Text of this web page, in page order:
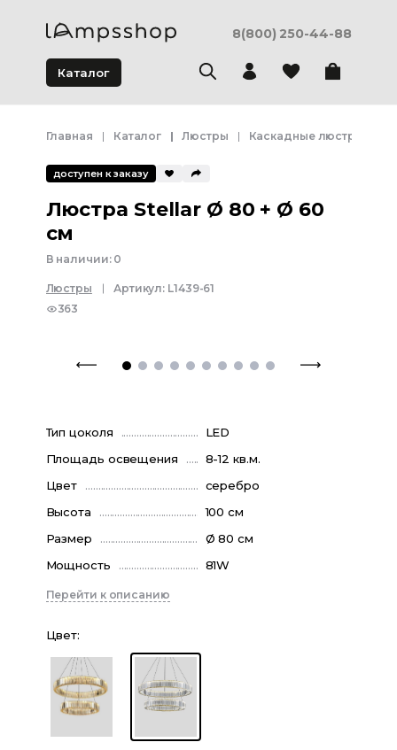
8(800) 250-44-88
Каталог
Главная Каталог Люстры Каскадные люстры
доступен к заказу
Люстра Stellar Ø 80 + Ø 60
см
В наличии: 0
Люстры Артикул: L1439-61
363
Тип цоколя
LED
Площадь освещения
8-12 кв.м.
Цвет
серебро
Высота
100 см
Размер
Ø 80 см
Мощность
81W
Перейти к описанию
Цвет: